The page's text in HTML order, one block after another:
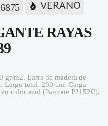
VERANO
RAYAS
gr/m2. Barra de madera de
Largo total: 280 cm. Carga
color azul (Pantone P2152C).